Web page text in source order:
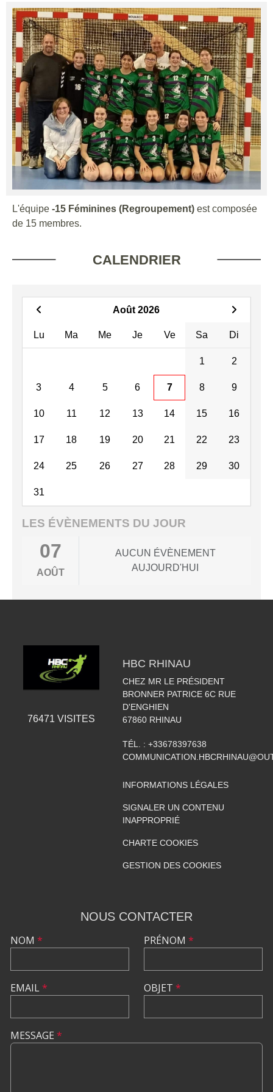
L'équipe -15 Féminines (Regroupement) est composée
de 15 membres.
CALENDRIER
Août 2026
Lu Ma Me Je Ve Sa Di
1 2
3 4 5 6 7 8 9
10 11 12 13 14 15 16
17 18 19 20 21 22 23
24 25 26 27 28 29 30
31
LES ÉVÈNEMENTS DU JOUR
07
AOÛT
AUCUN ÉVÈNEMENT
AUJOURD'HUI
76471 VISITES
HBC RHINAU
CHEZ MR LE PRÉSIDENT
BRONNER PATRICE 6C RUE
D'ENGHIEN
67860 RHINAU
TÉL. : +33678397638
INFORMATIONS LÉGALES
SIGNALER UN CONTENU
INAPPROPRIÉ
CHARTE COOKIES
GESTION DES COOKIES
NOUS CONTACTER
NOM *
EMAIL*
PRÉNOM *
OBJET *
MESSAGE *